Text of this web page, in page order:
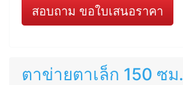
สอบถาม ขอใบเสนอราคา
ตาข่ายตาเล็ก 150 ซม.